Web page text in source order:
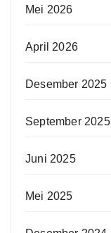
Mei 2026
April 2026
Desember 2025
September 2025
Juni 2025
Mei 2025